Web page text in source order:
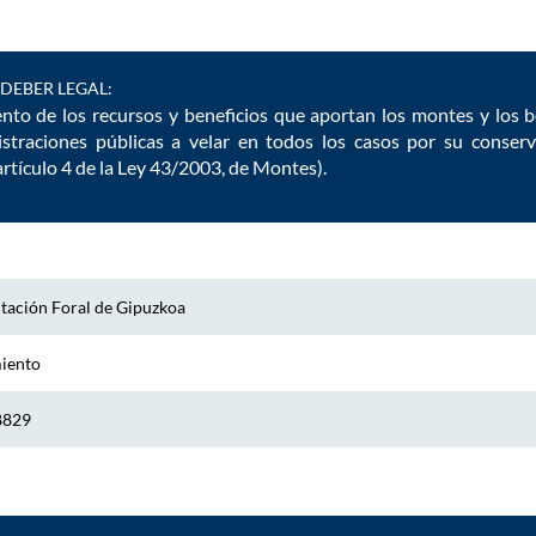
LEGAL:
de los recursos y beneficios que aportan los montes y los
públicas a velar en todos los casos por su
4 de la Ley 43/2003, de Montes).
Foral de Gipuzkoa